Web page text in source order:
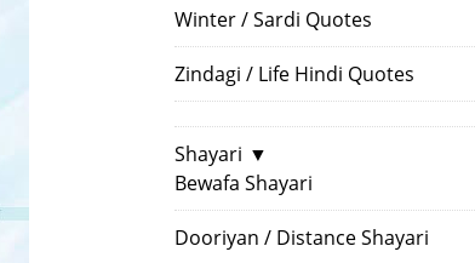
Winter / Sardi Quotes
Zindagi / Life Hindi Quotes
Shayari ▼
Bewafa Shayari
Dooriyan / Distance Shayari